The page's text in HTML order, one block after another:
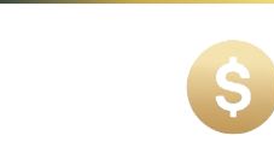
Перейти